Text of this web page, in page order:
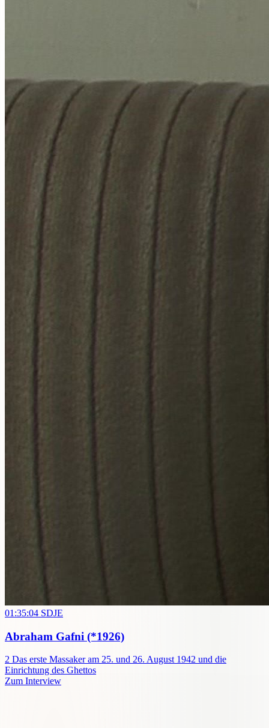
01:35:04 SDJE
Abraham Gafni (*1926)
2 Das erste Massaker am 25. und 26. August 1942 und die
Einrichtung des Ghettos
Zum Interview